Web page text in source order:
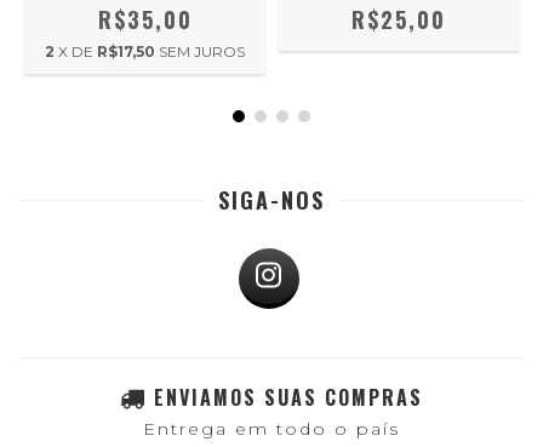
R$35,00
2 X DE R$17,50 SEM JUROS
R$25,00
SIGA-NOS
ENVIAMOS SUAS COMPRAS
Entrega em todo o país